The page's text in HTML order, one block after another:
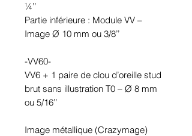
¼’’
Partie inférieure : Module VV –
Image Ø 10 mm ou 3/8’’
-VV60-
VV6 + 1 paire de clou d’oreille stud
brut sans illustration T0 – Ø 8 mm
ou 5/16’’
Image métallique (Crazymage)